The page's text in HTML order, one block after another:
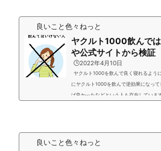
ということですね。ただ悪い口コミや効果
良いこと色々ねっと
ヤクルト1000飲んで
や公式サイトから検証
🕒️2022年4月10日
ヤクルト1000を飲んで良く寝れるよう
にヤクルト1000を飲んで逆効果になっ
ば良かったなどという人も存在していま
せんがヤクルト1000...
良いこと色々ねっと